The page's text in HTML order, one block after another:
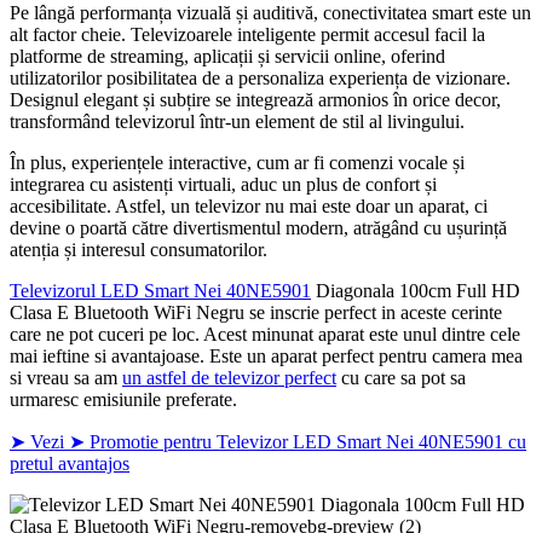
Pe lângă performanța vizuală și auditivă, conectivitatea smart este un
alt factor cheie. Televizoarele inteligente permit accesul facil la
platforme de streaming, aplicații și servicii online, oferind
utilizatorilor posibilitatea de a personaliza experiența de vizionare.
Designul elegant și subțire se integrează armonios în orice decor,
transformând televizorul într-un element de stil al livingului.
În plus, experiențele interactive, cum ar fi comenzi vocale și
integrarea cu asistenți virtuali, aduc un plus de confort și
accesibilitate. Astfel, un televizor nu mai este doar un aparat, ci
devine o poartă către divertismentul modern, atrăgând cu ușurință
atenția și interesul consumatorilor.
Televizorul LED Smart Nei 40NE5901 Diagonala 100cm Full HD
Clasa E Bluetooth WiFi Negru se inscrie perfect in aceste cerinte
care ne pot cuceri pe loc. Acest minunat aparat este unul dintre cele
mai ieftine si avantajoase. Este un aparat perfect pentru camera mea
si vreau sa am un astfel de televizor perfect cu care sa pot sa
urmaresc emisiunile preferate.
➤ Vezi ➤ Promotie pentru Televizor LED Smart Nei 40NE5901 cu
pretul avantajos